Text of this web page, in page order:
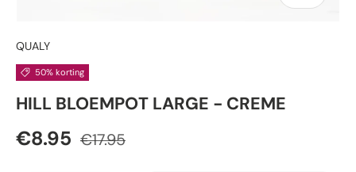
QUALY
50% korting
HILL BLOEMPOT LARGE - CREME
€8.95 €17.95